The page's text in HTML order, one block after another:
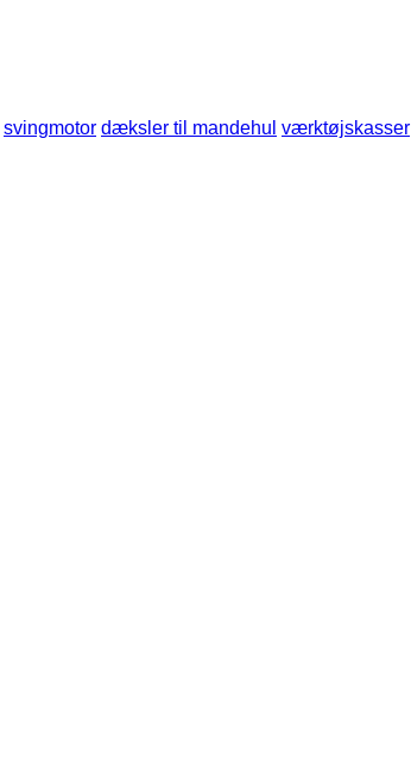
svingmotor dæksler til mandehul værktøjskasser